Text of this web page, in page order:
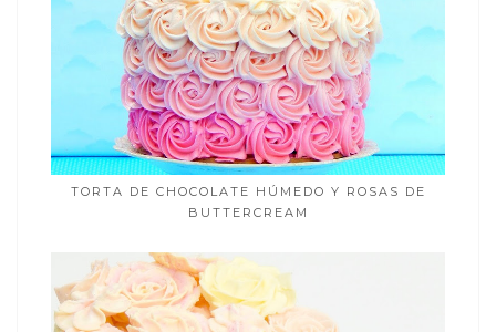
TORTA DE CHOCOLATE HÚMEDO Y ROSAS DE
BUTTERCREAM